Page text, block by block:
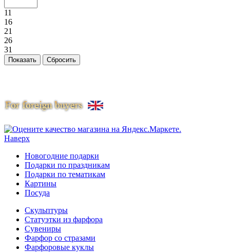
11
16
21
26
31
Наверх
Новогодние подарки
Подарки по праздникам
Подарки по тематикам
Картины
Посуда
Скульптуры
Статуэтки из фарфора
Сувениры
Фарфор со стразами
Фарфоровые куклы